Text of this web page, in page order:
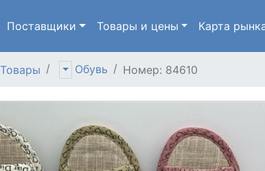
Поставщики Товары и цены Карта
Товары Обувь Номер: 84610